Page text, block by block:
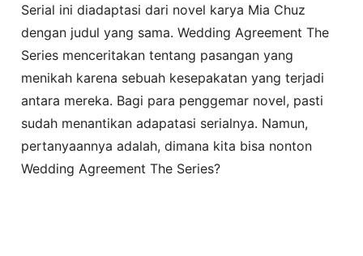
Serial ini diadaptasi dari novel karya Mia Chuz
dengan judul yang sama. Wedding Agreement The
Series menceritakan tentang pasangan yang
menikah karena sebuah kesepakatan yang terjadi
antara mereka. Bagi para penggemar novel, pasti
sudah menantikan adapatasi serialnya. Namun,
pertanyaannya adalah, dimana kita bisa nonton
Wedding Agreement The Series?